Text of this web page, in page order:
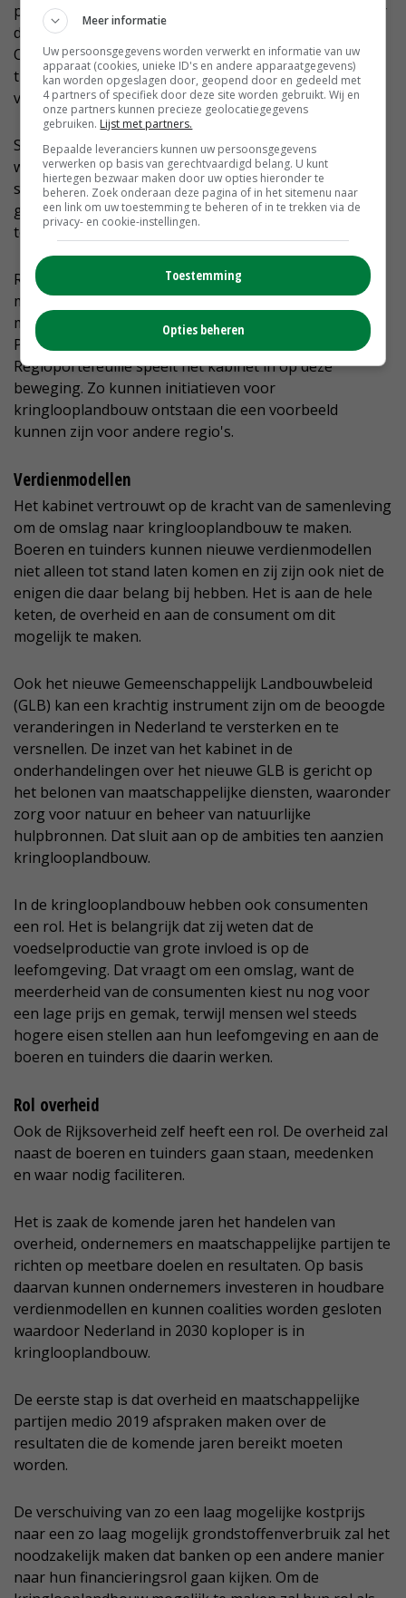
produceren van voer voor het vee in hun regio en over
de productie van een goede kwaliteit organische mest.
Op deze manier kunnen boeren gezamenlijk hun plan
trekken en bereiken zij dat de kringloop van
voedingsstoffen korter wordt.
Samenwerking op regionale schaal kan ook breder
worden opgezet. Een regionaal
samenwerkingsverband kan in overleg gaan met
gemeenten, waterschappen, natuurbeheerders,
toeleveranciers en de detailhandel.
Regionale initiatieven kunnen worden gekoppeld aan
middelen uit de enveloppes uit het regeerakkoord en
middelen in het kader van het Interbestuurlijk
Programma, thema Vitaal Platteland. Met de
Regioportefeuille speelt het kabinet in op deze
beweging. Zo kunnen initiatieven voor
kringlooplandbouw ontstaan die een voorbeeld
kunnen zijn voor andere regio's.
Verdienmodellen
Het kabinet vertrouwt op de kracht van de samenleving
om de omslag naar kringlooplandbouw te maken.
Boeren en tuinders kunnen nieuwe verdienmodellen
niet alleen tot stand laten komen en zij zijn ook niet de
enigen die daar belang bij hebben. Het is aan de hele
keten, de overheid en aan de consument om dit
mogelijk te maken.
Ook het nieuwe Gemeenschappelijk Landbouwbeleid
(GLB) kan een krachtig instrument zijn om de beoogde
veranderingen in Nederland te versterken en te
versnellen. De inzet van het kabinet in de
onderhandelingen over het nieuwe GLB is gericht op
het belonen van maatschappelijke diensten, waaronder
zorg voor natuur en beheer van natuurlijke
hulpbronnen. Dat sluit aan op de ambities ten aanzien
kringlooplandbouw.
In de kringlooplandbouw hebben ook consumenten
een rol. Het is belangrijk dat zij weten dat de
voedselproductie van grote invloed is op de
leefomgeving. Dat vraagt om een omslag, want de
meerderheid van de consumenten kiest nu nog voor
een lage prijs en gemak, terwijl mensen wel steeds
hogere eisen stellen aan hun leefomgeving en aan de
boeren en tuinders die daarin werken.
Rol overheid
Ook de Rijksoverheid zelf heeft een rol. De overheid zal
naast de boeren en tuinders gaan staan, meedenken
en waar nodig faciliteren.
Het is zaak de komende jaren het handelen van
overheid, ondernemers en maatschappelijke partijen te
richten op meetbare doelen en resultaten. Op basis
daarvan kunnen ondernemers investeren in houdbare
verdienmodellen en kunnen coalities worden gesloten
waardoor Nederland in 2030 koploper is in
kringlooplandbouw.
De eerste stap is dat overheid en maatschappelijke
partijen medio 2019 afspraken maken over de
resultaten die de komende jaren bereikt moeten
worden.
De verschuiving van zo een laag mogelijke kostprijs
naar een zo laag mogelijk grondstoffenverbruik zal het
noodzakelijk maken dat banken op een andere manier
naar hun financieringsrol gaan kijken. Om de
Meer informatie
Uw persoonsgegevens worden verwerkt en informatie van uw
apparaat (cookies, unieke ID's en andere apparaatgegevens)
kan worden opgeslagen door, geopend door en gedeeld met
4 partners of specifiek door deze site worden gebruikt. Wij en
onze partners kunnen precieze geolocatiegegevens
gebruiken. Lijst met partners.
Bepaalde leveranciers kunnen uw persoonsgegevens
verwerken op basis van gerechtvaardigd belang. U kunt
hiertegen bezwaar maken door uw opties hieronder te
beheren. Zoek onderaan deze pagina of in het sitemenu naar
een link om uw toestemming te beheren of in te trekken via de
privacy- en cookie-instellingen.
Toestemming
Opties beheren